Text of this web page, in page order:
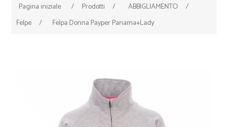
Pagina iniziale / Prodotti / ABBIGLIAMENTO
/
Felpe
/ Felpa Donna Payper Panama+Lady